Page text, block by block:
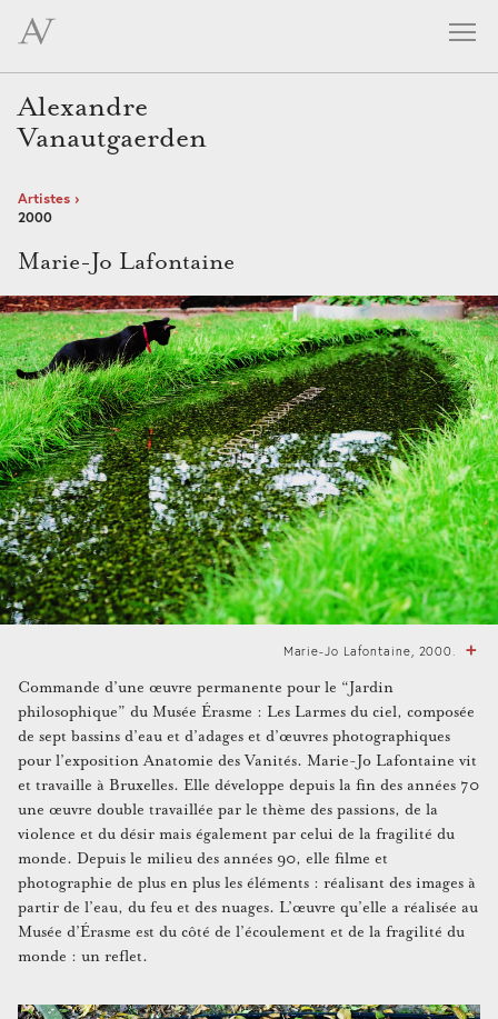
skip
Alexandre
Vanautgaerden
Artistes
2000
Marie-Jo Lafontaine
Marie-Jo Lafontaine, 2000.
Commande d’une œuvre permanente pour le “Jardin
philosophique” du Musée Érasme : Les Larmes du ciel, composée
de sept bassins d’eau et d’adages et d’œuvres photographiques
pour l’exposition Anatomie des Vanités. Marie-Jo Lafontaine vit
et travaille à Bruxelles. Elle développe depuis la fin des années 70
une œuvre double travaillée par le thème des passions, de la
violence et du désir mais également par celui de la fragilité du
monde. Depuis le milieu des années 90, elle filme et
photographie de plus en plus les éléments : réalisant des images à
partir de l’eau, du feu et des nuages. L’œuvre qu’elle a réalisée au
Musée d’Érasme est du côté de l’écoulement et de la fragilité du
monde : un reflet.